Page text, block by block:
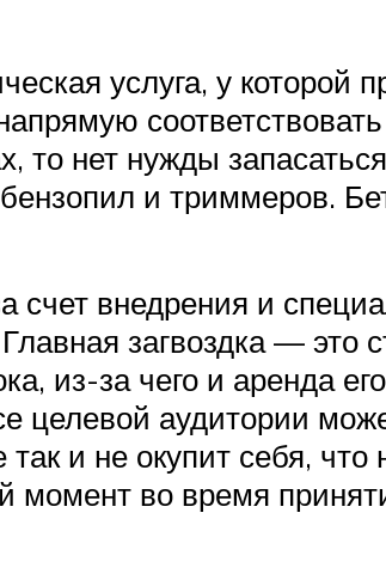
услуга, у которой
то нет нужды
и триммеров.
внедрения и
загвоздка —
из-за чего и аренда
целевой аудитории
так и не окупит себя,
момент во время